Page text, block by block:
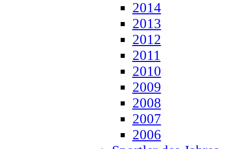
2014
2013
2012
2011
2010
2009
2008
2007
2006